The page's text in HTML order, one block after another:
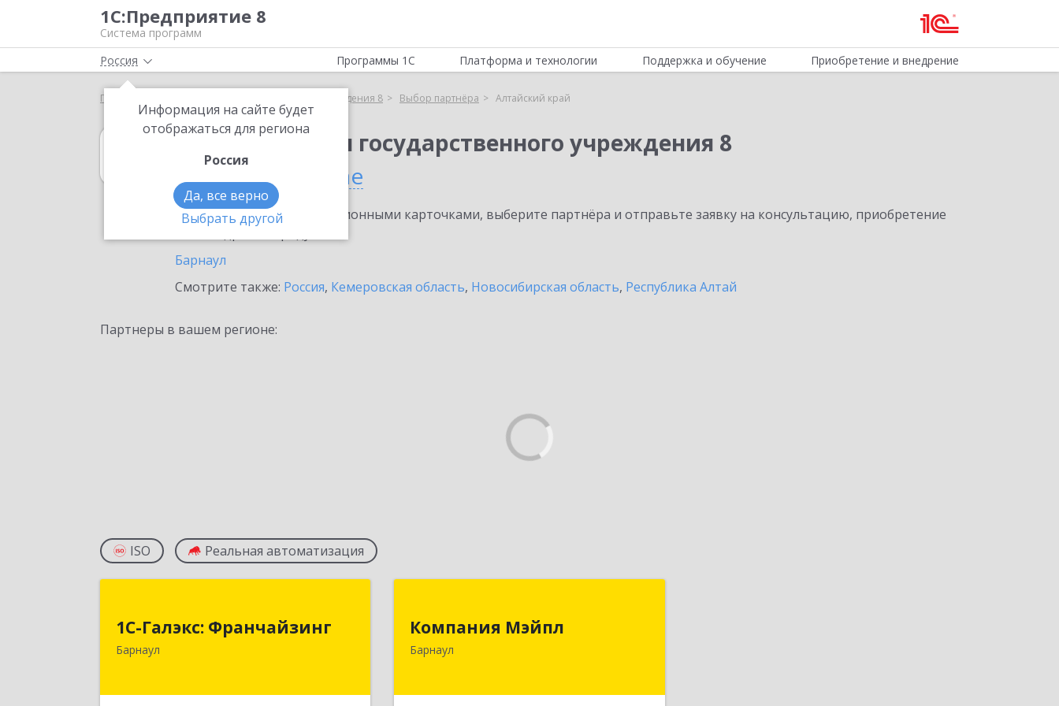
1С:Предприятие 8
Система программ
Россия
Информация на сайте будет
отображаться для региона
Россия
Да, все верно
Выбрать другой
Программы 1С Платформа и технологии Поддержка и обучение Приобретение и внедрение
Главная 1С:Бухгалтерия государственного учреждения 8 Выбор партнёра Алтайский край
1С:Бухгалтерия государственного учреждения 8
в Алтайском крае
Ознакомьтесь с информационными карточками, выберите партнёра и отправьте заявку на консультацию, приобретение
Барнаул
Смотрите также: Россия, Кемеровская область, Новосибирская область, Республика Алтай
Партнеры в вашем регионе:
ISO Реальная автоматизация
1С-Галэкс: Франчайзинг
Барнаул
656015, Алтайский край, Барнаул г,
Деповская ул, дом № 7, каб.А-105
Подробнее
Компания Мэйпл
Барнаул
Комсомольский пр-кт, дом № 112
Подробнее